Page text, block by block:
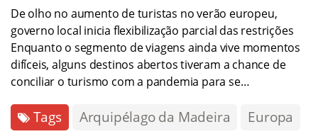
De olho no aumento de turistas no verão europeu,
governo local inicia flexibilização parcial das restrições
Enquanto o segmento de viagens ainda vive momentos
difíceis, alguns destinos abertos tiveram a chance de
conciliar o turismo com a pandemia para se…
Tags Arquipélago da Madeira
Europa